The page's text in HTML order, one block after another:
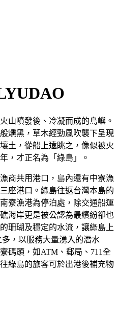
山噴發後、冷凝而成的島嶼。
燻黑，草木經勁風吹襲下呈現
土，從船上遠眺之，像似被火
，才正名為「綠島」。
商共用港口，島內還有中寮漁
座港口。綠島往返台灣本島的
寮漁港為停泊處，除交通船運
海岸更是被公認為最繽紛卻也
珊瑚及穩定的水流，讓綠島上
，以服務大量湧入的潛水
碼頭，如ATM、郵局、711全
綠島的旅客可於出港後補充物